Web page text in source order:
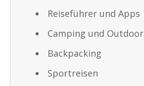
Reiseführer und Apps
Camping und Outdoor
Backpacking
Sportreisen